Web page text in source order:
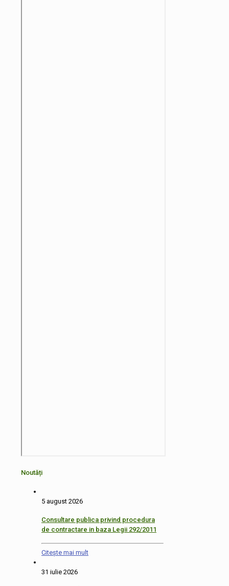
Noutăți
5 august 2026
Consultare publica privind procedura
de contractare in baza Legii 292/2011
Citește mai mult
31 iulie 2026